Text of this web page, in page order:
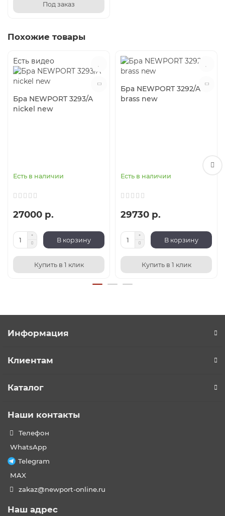
Под заказ
Похожие товары
Есть видео
Бра NEWPORT 3293/A
nickel new
Есть в наличии
27000 р.
В корзину
Купить в 1 клик
Бра NEWPORT 3292/A
brass new
Есть в наличии
29730 р.
В корзину
Купить в 1 клик
Информация
Клиентам
Каталог
Наши контакты
Телефон
WhatsApp
Telegram
MAX
zakaz@newport-online.ru
Наш адрес